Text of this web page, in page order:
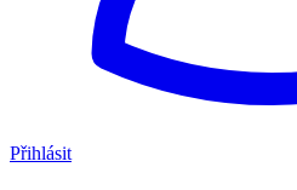
Přihlásit